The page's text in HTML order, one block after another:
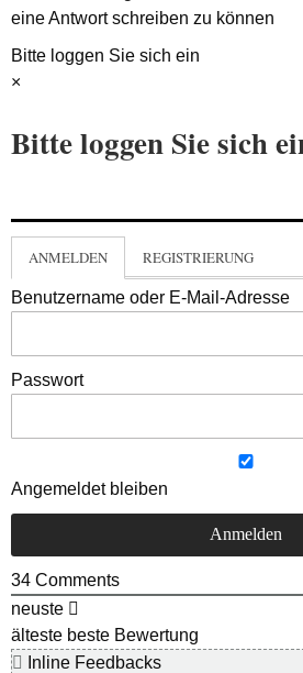
eine Antwort schreiben zu können
Bitte loggen Sie sich ein
×
Bitte loggen Sie sich
ANMELDEN REGISTRIERUNG
Benutzername oder E-Mail-Adresse
Passwort
Angemeldet bleiben
34 Comments
neuste
älteste beste Bewertung
Inline Feedbacks